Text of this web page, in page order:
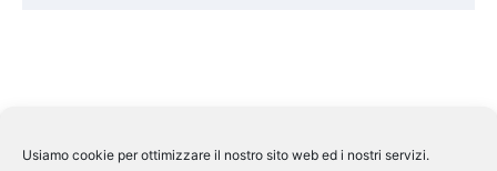
Usiamo cookie per ottimizzare il nostro sito web ed i nostri servizi.
Suite Travel byHelkin SrlVia Aurelio Saffi, 10 00015